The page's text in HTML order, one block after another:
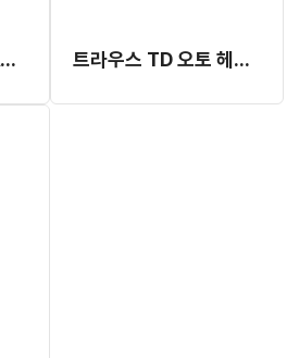
임플란트 핸드피스 ACL(B)-61l (20:1) (Button Type) 트라우스 TD 오토 헤드 (CRB19NN)